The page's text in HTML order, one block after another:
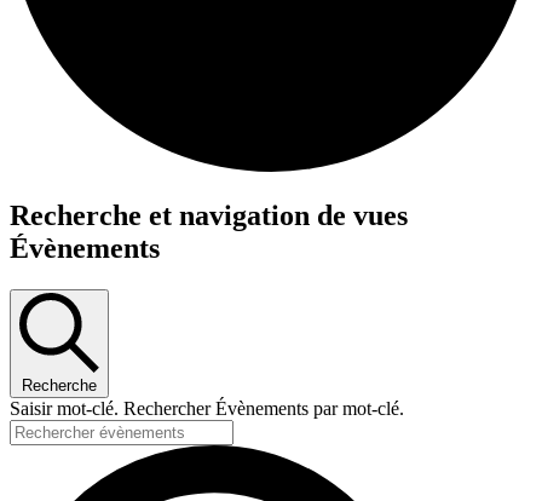
Évènements
Recherche et navigation de vues
Évènements
Recherche
Saisir mot-clé. Rechercher Évènements par mot-clé.